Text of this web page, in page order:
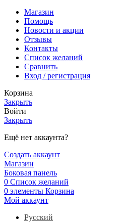
Магазин
Помощь
Новости и акции
Отзывы
Контакты
Список желаний
Сравнить
Вход / регистрация
Корзина
Закрыть
Войти
Закрыть
Ещё нет аккаунта?
Создать аккаунт
Магазин
Боковая панель
0 Список желаний
0 элементы Корзина
Мой аккаунт
Русский